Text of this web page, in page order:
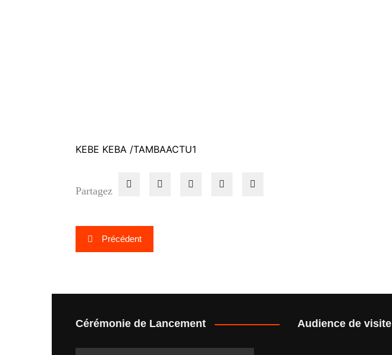
KEBE KEBA /TAMBAACTU1
Partagez
Navigation
de
Précédent
Cérémonie de Lancement Audience de visite